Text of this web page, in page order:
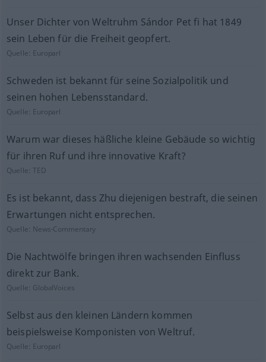
Unser Dichter von Weltruhm Sándor Pet fi hat 1849
sein Leben für die Freiheit geopfert.
Quelle: Europarl
Schweden ist bekannt für seine Sozialpolitik und
seinen hohen Lebensstandard.
Quelle: Europarl
Warum war dieses häßliche kleine Gebäude so wichtig
für ihren Ruf und ihre innovative Kraft?
Quelle:TED
Es ist bekannt, dass Zhu diejenigen bestraft, die seinen
Erwartungen nicht entsprechen.
Quelle: News-Commentary
Die Nachtwölfe bringen ihren wachsenden Einfluss
direkt zur Bank.
Quelle: GlobalVoices
Selbst aus den kleinen Ländern kommen
beispielsweise Komponisten von Weltruf.
Quelle: Europarl